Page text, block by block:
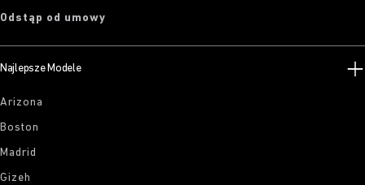
Odstąp od umowy
Najlepsze Modele
Arizona
Boston
Madrid
Gizeh